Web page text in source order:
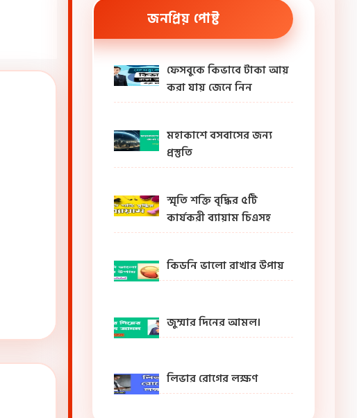
জনপ্রিয় পোষ্ট
ফেসবুকে কিভাবে টাকা আয়
করা যায় জেনে নিন
মহাকাশে বসবাসের জন্য
প্রস্তুতি
স্মৃতি শক্তি বৃদ্ধির ৫টি
কার্যকরী ব্যায়াম চিএসহ
কিডনি ভালো রাখার উপায়
জুম্মার দিনের আমল।
লিভার রোগের লক্ষণ